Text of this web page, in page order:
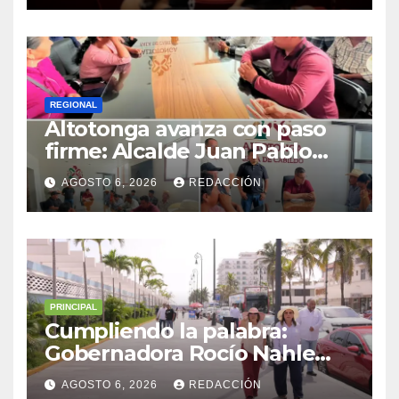
municipio
REGIONAL
Altotonga avanza con paso
firme: Alcalde Juan Pablo
Becerra encabeza mesa de
diálogo con habitantes de
Malacatepec
AGOSTO 6, 2026 REDACCIÓN
PRINCIPAL
Cumpliendo la palabra:
Gobernadora Rocío Nahle
impulsa la gran rehabilitación
AGOSTO 6, 2026 REDACCIÓN